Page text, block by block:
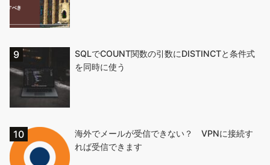
SQLでCOUNT関数の引数にDISTINCTと条件式
を同時に使う
海外でメールが受信できない？ VPNに接続す
れば受信できます